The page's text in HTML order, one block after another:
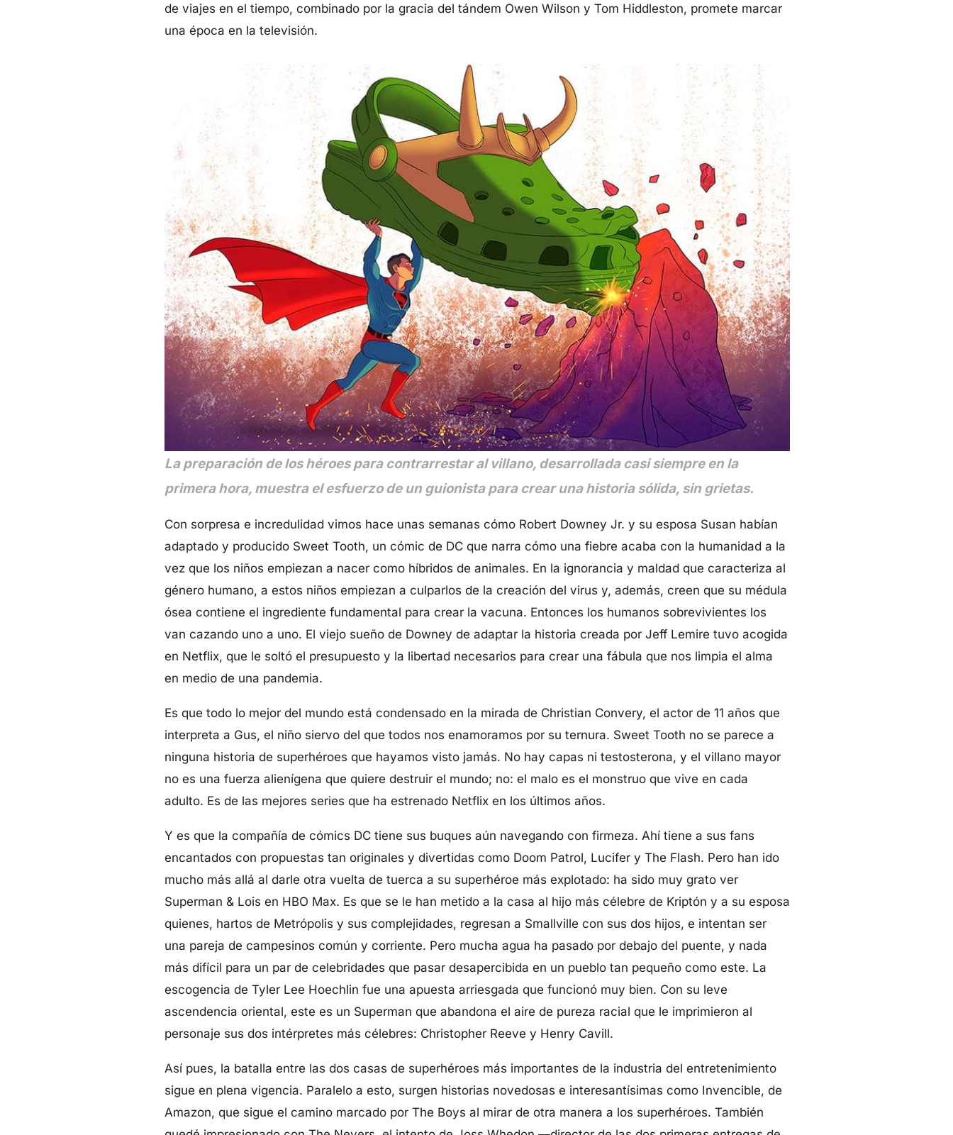
de viajes en el tiempo, combinado por la gracia del tándem Owen Wilson y Tom Hiddleston, promete marcar
una época en la televisión.
La preparación de los héroes para contrarrestar al villano, desarrollada casi siempre en la
primera hora, muestra el esfuerzo de un guionista para crear una historia sólida, sin grietas.
Con sorpresa e incredulidad vimos hace unas semanas cómo Robert Downey Jr. y su esposa Susan habían
adaptado y producido Sweet Tooth, un cómic de DC que narra cómo una fiebre acaba con la humanidad a la
vez que los niños empiezan a nacer como híbridos de animales. En la ignorancia y maldad que caracteriza al
género humano, a estos niños empiezan a culparlos de la creación del virus y, además, creen que su médula
ósea contiene el ingrediente fundamental para crear la vacuna. Entonces los humanos sobrevivientes los
van cazando uno a uno. El viejo sueño de Downey de adaptar la historia creada por Jeff Lemire tuvo acogida
en Netflix, que le soltó el presupuesto y la libertad necesarios para crear una fábula que nos limpia el alma
en medio de una pandemia.
Es que todo lo mejor del mundo está condensado en la mirada de Christian Convery, el actor de 11 años que
interpreta a Gus, el niño siervo del que todos nos enamoramos por su ternura. Sweet Tooth no se parece a
ninguna historia de superhéroes que hayamos visto jamás. No hay capas ni testosterona, y el villano mayor
no es una fuerza alienígena que quiere destruir el mundo; no: el malo es el monstruo que vive en cada
adulto. Es de las mejores series que ha estrenado Netflix en los últimos años.
Y es que la compañía de cómics DC tiene sus buques aún navegando con firmeza. Ahí tiene a sus fans
encantados con propuestas tan originales y divertidas como Doom Patrol, Lucifer y The Flash. Pero han ido
mucho más allá al darle otra vuelta de tuerca a su superhéroe más explotado: ha sido muy grato ver
Superman & Lois en HBO Max. Es que se le han metido a la casa al hijo más célebre de Kriptón y a su esposa
quienes, hartos de Metrópolis y sus complejidades, regresan a Smallville con sus dos hijos, e intentan ser
una pareja de campesinos común y corriente. Pero mucha agua ha pasado por debajo del puente, y nada
más difícil para un par de celebridades que pasar desapercibida en un pueblo tan pequeño como este. La
escogencia de Tyler Lee Hoechlin fue una apuesta arriesgada que funcionó muy bien. Con su leve
ascendencia oriental, este es un Superman que abandona el aire de pureza racial que le imprimieron al
personaje sus dos intérpretes más célebres: Christopher Reeve y Henry Cavill.
Así pues, la batalla entre las dos casas de superhéroes más importantes de la industria del entretenimiento
sigue en plena vigencia. Paralelo a esto, surgen historias novedosas e interesantísimas como Invencible, de
Amazon, que sigue el camino marcado por The Boys al mirar de otra manera a los superhéroes. También